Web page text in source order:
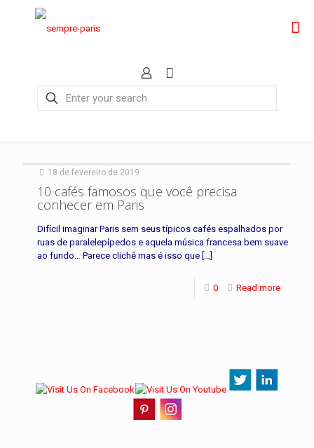
18 de fevereiro de 2019
10 cafés famosos que você precisa
conhecer em Paris
Difícil imaginar Paris sem seus típicos cafés espalhados por
ruas de paralelepípedos e aquela música francesa bem suave
ao fundo… Parece clichê mas é isso que […]
0 Read more